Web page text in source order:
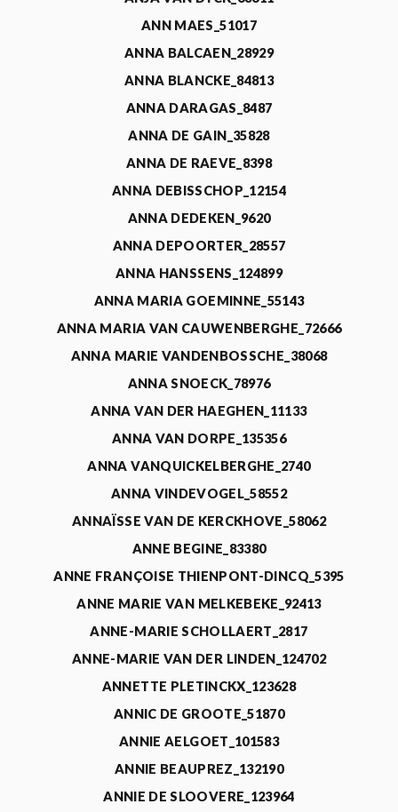
ANN MAES_51017
ANNA BALCAEN_28929
ANNA BLANCKE_84813
ANNA DARAGAS_8487
ANNA DE GAIN_35828
ANNA DE RAEVE_8398
ANNA DEBISSCHOP_12154
ANNA DEDEKEN_9620
ANNA DEPOORTER_28557
ANNA HANSSENS_124899
ANNA MARIA GOEMINNE_55143
ANNA MARIA VAN CAUWENBERGHE_72666
ANNA MARIE VANDENBOSSCHE_38068
ANNA SNOECK_78976
ANNA VAN DER HAEGHEN_11133
ANNA VAN DORPE_135356
ANNA VANQUICKELBERGHE_2740
ANNA VINDEVOGEL_58552
ANNAÏSSE VAN DE KERCKHOVE_58062
ANNE BEGINE_83380
ANNE FRANÇOISE THIENPONT-DINCQ_5395
ANNE MARIE VAN MELKEBEKE_92413
ANNE-MARIE SCHOLLAERT_2817
ANNE-MARIE VAN DER LINDEN_124702
ANNETTE PLETINCKX_123628
ANNIC DE GROOTE_51870
ANNIE AELGOET_101583
ANNIE BEAUPREZ_132190
ANNIE DE SLOOVERE_123964